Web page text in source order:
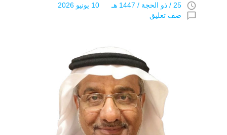
access_time 25 / ذو الحجة / 1447 هـ 10 يونيو 2026
chat_bubble_outline ضف تعليق